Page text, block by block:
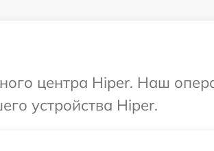
центра Hiper. Наш
устройства Hiper.